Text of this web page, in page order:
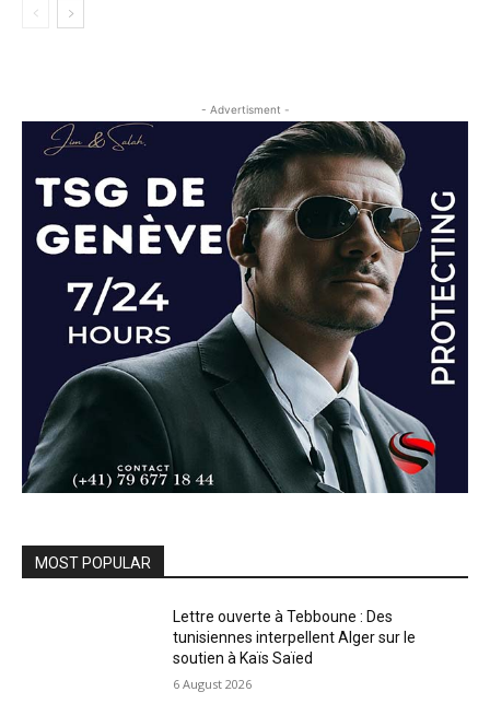
- Advertisment -
MOST POPULAR
Lettre ouverte à Tebboune : Des
tunisiennes interpellent Alger sur le
soutien à Kaïs Saïed
6 August 2026